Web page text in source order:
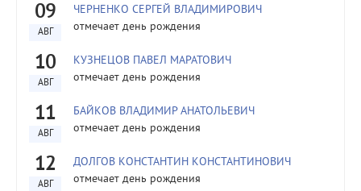
09
АВГ
ЧЕРНЕНКО СЕРГЕЙ ВЛАДИМИРОВИЧ
отмечает день рождения
10
АВГ
КУЗНЕЦОВ ПАВЕЛ МАРАТОВИЧ
отмечает день рождения
11
АВГ
БАЙКОВ ВЛАДИМИР АНАТОЛЬЕВИЧ
отмечает день рождения
12
АВГ
ДОЛГОВ КОНСТАНТИН КОНСТАНТИНОВИЧ
отмечает день рождения